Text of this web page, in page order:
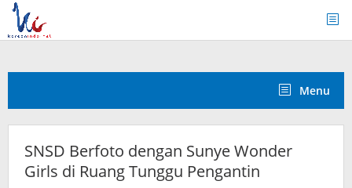
Skip
content
Menu
SNSD Berfoto dengan Sunye Wonder
Girls di Ruang Tunggu Pengantin